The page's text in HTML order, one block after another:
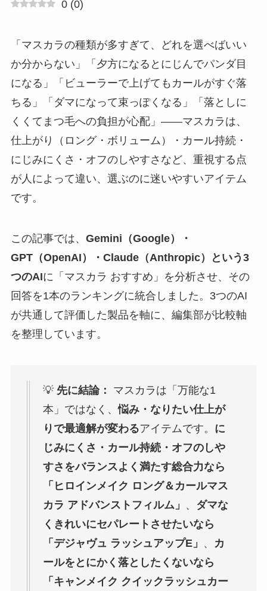
0 (0)
「マスカラの種類が多すぎて、どれを選べばいい
か分からない」「夕方になるとにじんでパンダ目
になる」「ビューラーで上げてもカールがすぐ落
ちる」「ダマになって束っぽくなる」「落としに
くくてまつ毛への負担が心配」——マスカラは、
仕上がり（ロング・ボリューム）・カール持続・
にじみにくさ・オフのしやすさなど、重視する点
が人によって違い、選ぶのに迷いやすいアイテム
です。
この記事では、 Gemini（Google）・
GPT（OpenAI）・Claude（Anthropic）という3
つのAIに「マスカラ おすすめ」を分析させ、その
回答を1本のランキングに統合しました。3つのAI
が共通して評価した製品を軸に、編集部が比較軸
を整理しています。
💡 先に結論：
マスカラは「万能な1
本」ではなく、悩み・なりたい仕上が
りで最適解が変わるアイテムです。 に
じみにくさ・カール持続・オフのしや
すさをバランスよく満たす総合力なら
「ヒロインメイク ロング＆カールマス
カラ アドバンストフィルム」 、 ダマな
くきれいにセパレートさせたいなら
「デジャヴュ ラッシュアップE」 、
カ
ールをとにかく落としたくないなら
「キャンメイク クイックラッシュカー